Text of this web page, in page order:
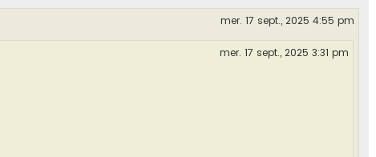
mer. 17 sept., 2025 4:55 pm
mer. 17 sept., 2025 3:31 pm